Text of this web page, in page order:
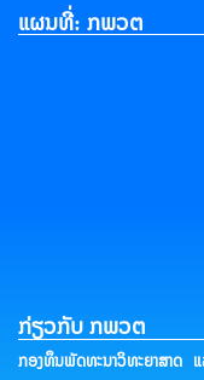
ແຜນທີ່: ກພວຕ
ກ່ຽວກັບ ກພວຕ
ກອງທຶນພັດທະນາວິທະຍາສາດ